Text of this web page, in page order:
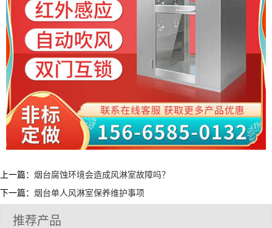
上一篇： 烟台腐蚀环境会造成风淋室故障吗？
下一篇： 烟台单人风淋室保养维护事项
推荐产品